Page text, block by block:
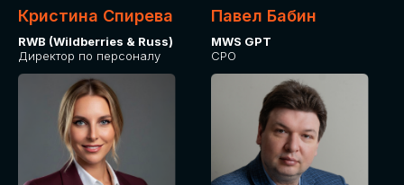
Кристина Спирева
RWB (Wildberries & Russ)
Директор по персоналу
Павел Бабин
MWS GPT
CPO